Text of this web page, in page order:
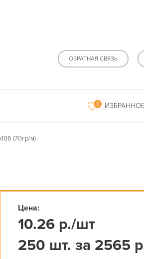
ОБРАТНАЯ СВЯЗЬ
0 ИЗБРАННОЕ
(70гр/м)
Цена:
10.26 р./шт
250 шт. за 2565